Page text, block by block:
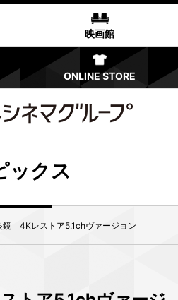
映画館
ONLINE STORE
ックス
鏡 4Kレストア5.1chヴァージョン